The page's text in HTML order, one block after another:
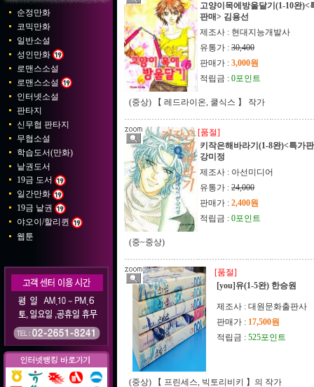
순정만화
코믹만화
일반소설
성인만화
로맨스소설
로맨스소설
인터넷소설
판타지
신무협 판타지
무협소설
학습도서(만화)
낱권도서
19금 도서
일간만화
19금 낱권
야오이/할리퀸
웹툰
고양이목에방울달기(1-10완)<
판매> 김용선
제조사 : 현대지능개발사
유통가 : 30,400
판매가 : 3,000원
적립금 : 0포인트
(중상) 【 레드라이온, 쿨식스 】 작가
[품절]
키작은해바라기(1-8완)<특가
강미정
제조사 : 아선미디어
유통가 : 24,000
판매가 : 2,400원
적립금 : 0포인트
(중~중상)
[품절]
[you]유(1-5완) 한승원
제조사 : 대원문화출판사
판매가 : 17,500원
적립금 : 525포인트
(중상) 【 프린세스, 빅토리비키 】의 작가